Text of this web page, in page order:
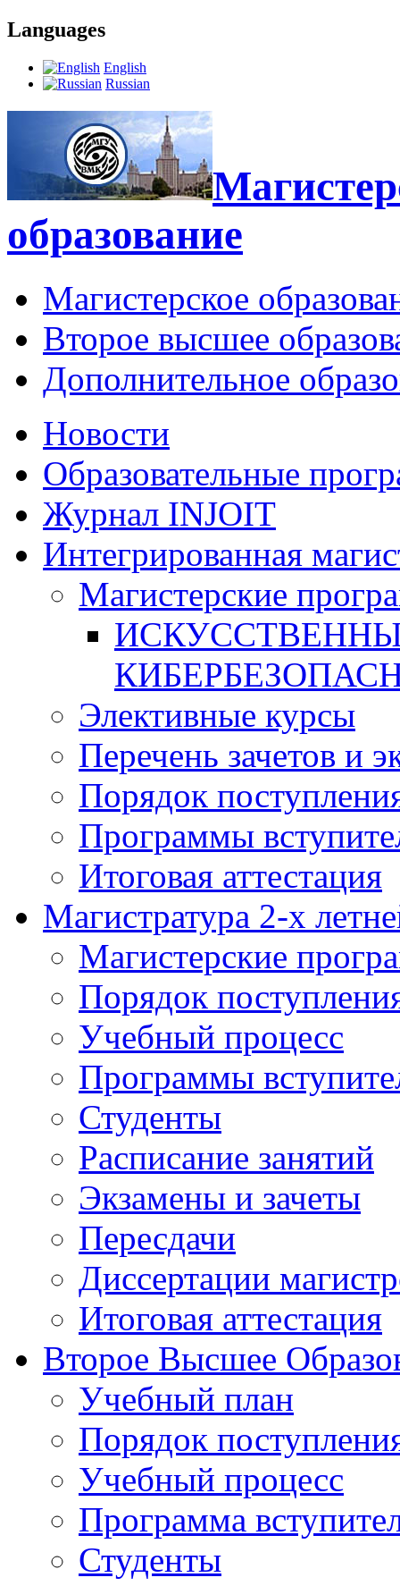
Languages
English
Russian
образование
Магистерское
Второе высшее
Дополнительное
Новости
Образовательные
Журнал INJOIT
Интегрированная
Магистерские
Элективные курсы
Перечень зачетов и
Порядок
Программы
Итоговая аттестация
Магистратура 2-х
Магистерские
Порядок
Учебный процесс
Программы
Студенты
Расписание занятий
Экзамены и зачеты
Пересдачи
Диссертации
Итоговая аттестация
Второе Высшее
Учебный план
Порядок
Учебный процесс
Программа
Студенты